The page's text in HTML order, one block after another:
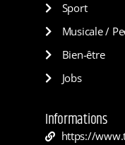
Sport
Musicale /
Bien-être
Jobs
Informations
https://